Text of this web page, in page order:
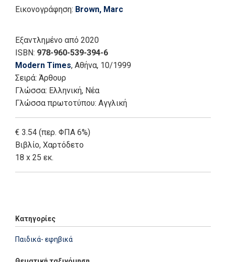
Εικονογράφηση: Brown, Marc
Εξαντλημένο από 2020
ISBN: 978-960-539-394-6
Modern Times, Αθήνα, 10/1999
Σειρά: Άρθουρ
Γλώσσα: Ελληνική, Νέα
Γλώσσα πρωτοτύπου: Αγγλική
€ 3.54 (περ. ΦΠΑ 6%)
Βιβλίο, Χαρτόδετο
18 x 25 εκ.
Κατηγορίες
Παιδικά- εφηβικά